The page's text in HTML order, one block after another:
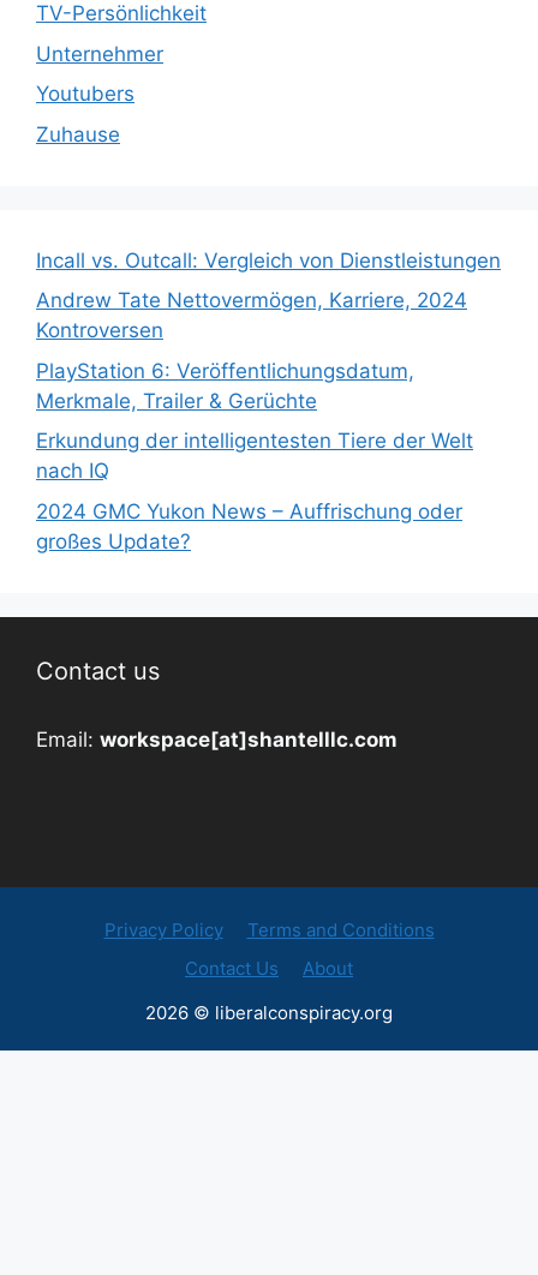
TV-Persönlichkeit
Unternehmer
Youtubers
Zuhause
Incall vs. Outcall: Vergleich von Dienstleistungen
Andrew Tate Nettovermögen, Karriere, 2024
Kontroversen
PlayStation 6: Veröffentlichungsdatum,
Merkmale, Trailer & Gerüchte
Erkundung der intelligentesten Tiere der Welt
nach IQ
2024 GMC Yukon News – Auffrischung oder
großes Update?
Contact us
Email: workspace[at]shantelllc.com
Privacy Policy
Terms and Conditions
Contact Us
About
2026 © liberalconspiracy.org